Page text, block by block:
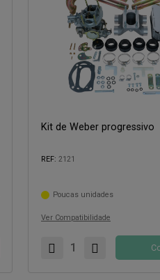
Kit de Weber progressivo
REF: 2121
Poucas unidades
Ver Compatibilidade
Compatível com: